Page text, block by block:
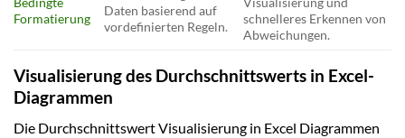
Formatierung
Daten basierend auf
vordefinierten Regeln.
schnelleres Erkennen von
Abweichungen.
Visualisierung des Durchschnittswerts in Excel-
Diagrammen
Die Durchschnittswert Visualisierung in Excel Diagrammen